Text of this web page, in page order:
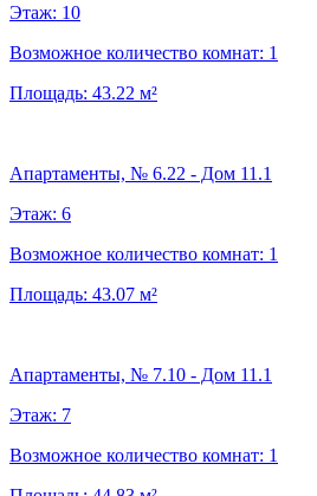
Этаж: 10
Возможное количество комнат: 1
Площадь: 43.22 м²
Апартаменты, № 6.22 - Дом 11.1
Этаж: 6
Возможное количество комнат: 1
Площадь: 43.07 м²
Апартаменты, № 7.10 - Дом 11.1
Этаж: 7
Возможное количество комнат: 1